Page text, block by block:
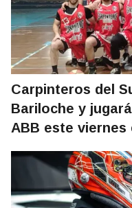
Carpinteros del
Bariloche y
ABB este